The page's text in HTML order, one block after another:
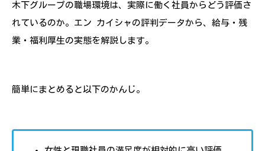
木下グループの職場環境は、実際に働く社員からどう評価さ
れているのか。エン カイシャの評判データから、給与・残
業・福利厚生の実態を解説します。
簡単にまとめると以下のかんじ。